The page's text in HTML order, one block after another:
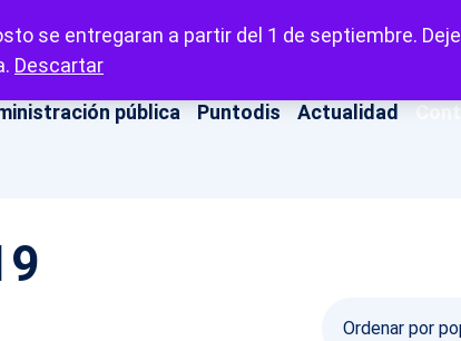
se entregaran a partir del 1 de septiembre.
Descartar
Escuchar
pública Puntodis Actualidad